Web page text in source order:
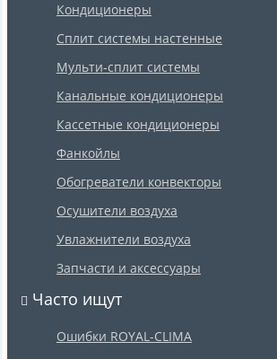
Кондиционеры
Сплит системы настенные
Мульти-сплит системы
Канальные кондиционеры
Кассетные кондиционеры
Фанкойлы
Обогреватели конвекторы
Осушители воздуха
Увлажнители воздуха
Запчасти и аксессуары
Часто ищут
Ошибки ROYAL-CLIMA